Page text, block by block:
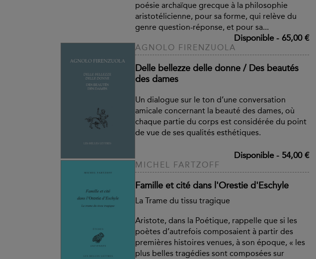
poésie archaïque grecque à la philosophie
aristotélicienne, pour sa forme, qui relève du
genre question-réponse, et pour sa...
Disponible- 65,00 €
AGNOLO FIRENZUOLA
Delle bellezze delle donne / Des beautés
des dames
Un dialogue sur le ton d’une conversation
amicale concernant la beauté des dames, où
chaque partie du corps est considérée du point
de vue de ses qualités esthétiques.
Disponible- 54,00 €
MICHEL FARTZOFF
Famille et cité dans l'Orestie d'Eschyle
La Trame du tissu tragique
Aristote, dans la Poétique, rappelle que si les
poètes d’autrefois composaient à partir des
premières histoires venues, à son époque, « les
plus belles tragédies sont composées sur